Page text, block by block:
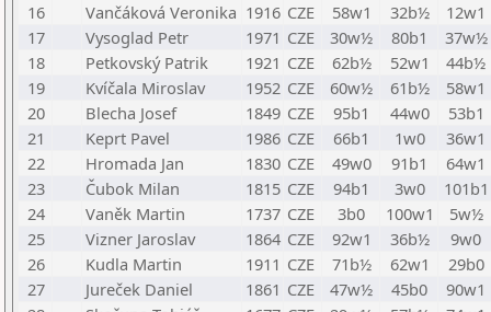
16
Vančáková Veronika 1916 CZE 58w1 32b½
12w1
17
Vysoglad Petr 1971 CZE 30w½ 80b1
37w½
18
Petkovský Patrik 1921 CZE 62b½ 52w1
44b½
19
Kvíčala Miroslav 1952 CZE 60w½ 61b½
58w1
20
Blecha Josef 1849 CZE 95b1 44w0
53b1
21
Keprt Pavel 1986 CZE 66b1 1w0
36w1
22
Hromada Jan 1830 CZE 49w0 91b1
64w1
23
Čubok Milan 1815 CZE 94b1 3w0
101b1
24
Vaněk Martin 1737 CZE 3b0 100w1
5w½
25
Vizner Jaroslav 1864 CZE 92w1 36b½
9w0
26
Kudla Martin 1911 CZE 71b½ 62w1
29b0
27
Jureček Daniel 1861 CZE 47w½ 45b0
90w1